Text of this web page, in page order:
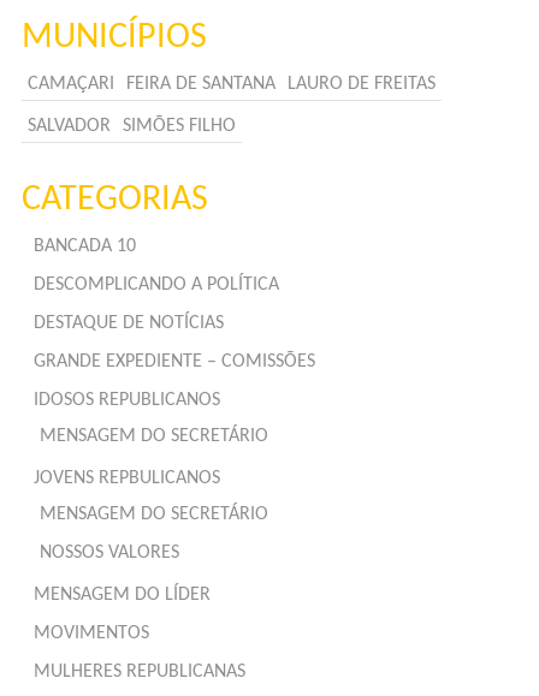
MUNICÍPIOS
CAMAÇARI FEIRA DE SANTANA LAURO DE FREITAS
SALVADOR SIMÕES FILHO
CATEGORIAS
BANCADA 10
DESCOMPLICANDO A POLÍTICA
DESTAQUE DE NOTÍCIAS
GRANDE EXPEDIENTE – COMISSÕES
IDOSOS REPUBLICANOS
MENSAGEM DO SECRETÁRIO
JOVENS REPBULICANOS
MENSAGEM DO SECRETÁRIO
NOSSOS VALORES
MENSAGEM DO LÍDER
MOVIMENTOS
MULHERES REPUBLICANAS